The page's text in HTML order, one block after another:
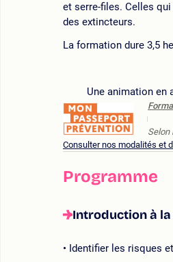
et serre-files. Celles
des extincteurs.
La formation dure 3,5
Une animation en
Selon
Consulter nos modalités et
Programme
Introduction à la
Identifier les risques